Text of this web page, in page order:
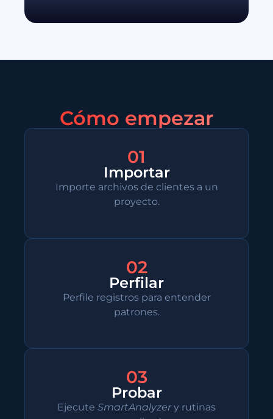
Cómo empezar
01
Importar
Importe archivos de clientes a un
proyecto.
02
Perfilar
Perfile registros para entender
patrones.
03
Probar
Ejecute SmartAnalyzery rutinas